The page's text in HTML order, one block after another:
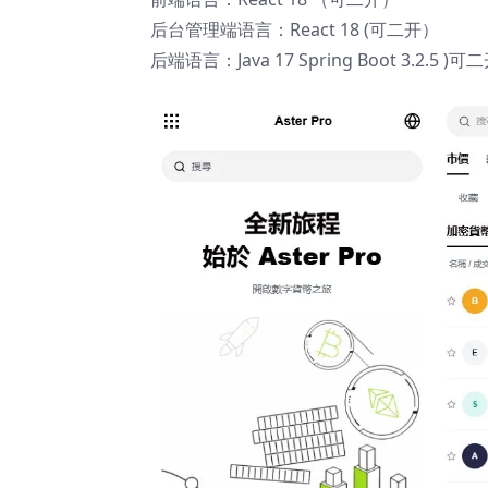
后台管理端语言：React 18 (可二开）
后端语言：Java 17 Spring Boot 3.2.5 )可